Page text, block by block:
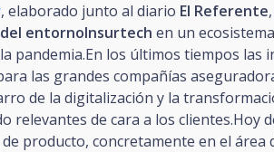
, elaborado junto al diario El Referente
entornoInsurtech en un
pandemia.En los últimos tiempos las
las grandes compañías
de la digitalización y la
relevantes de cara a los clientes.Hoy
producto, concretamente en el área